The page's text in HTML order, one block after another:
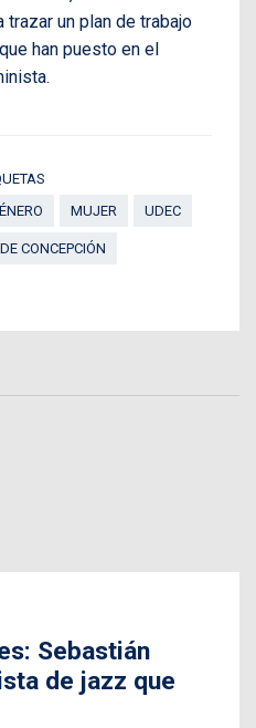
trazar un plan de trabajo
han puesto en el
MUJER UDEC
CONCEPCIÓN
Sebastián
de jazz que